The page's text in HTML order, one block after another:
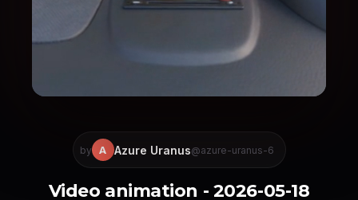
by A Azure Uranus@azure-uranus-6
Video animation - 2026-05-18